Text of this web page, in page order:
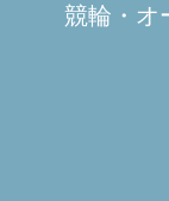
競輪・オ